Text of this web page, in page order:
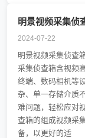
明景视频采集侦
2024-07-22
明景视频采集侦查
采集侦查箱含视频
终端、数码相机等
杂、单一存储介质
难问题，轻松应对
查箱的组成视频采
备，以更好的适